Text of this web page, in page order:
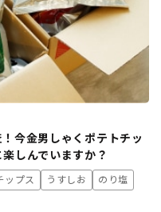
今金男しゃくポテトチッ
しんでいますか？
ップス うすしお のり塩